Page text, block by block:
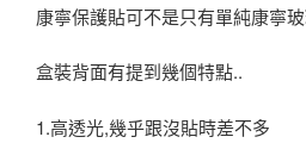
康寧保護貼可不是只有單純康寧
盒裝背面有提到幾個特點..
1.高透光,幾乎跟沒貼時差不多